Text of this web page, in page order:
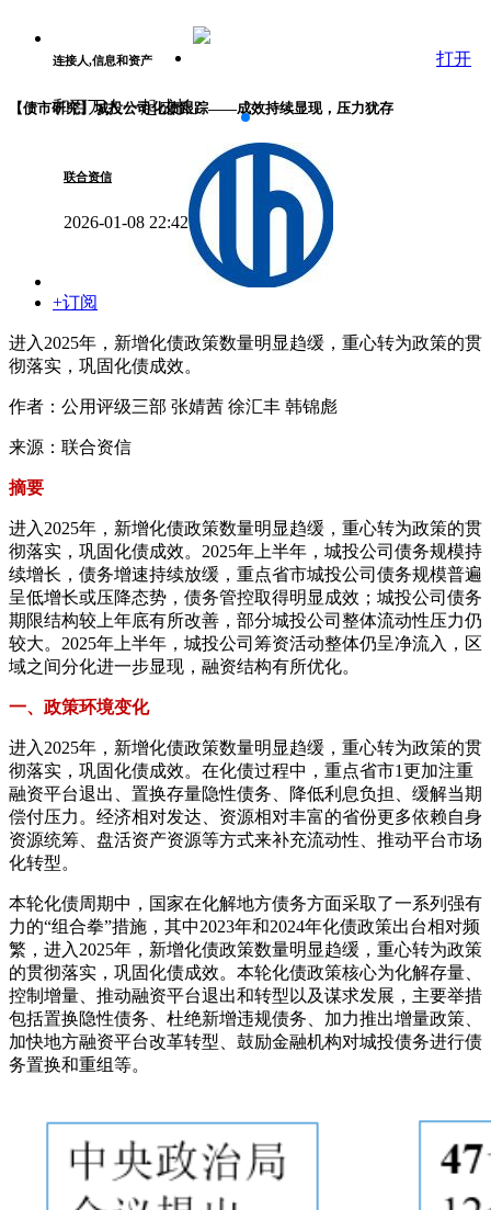
连接人,信息和资产
和百万人一起成长
打开
【债市研究】城投公司化债跟踪——成效持续显现，压力犹存
联合资信
2026-01-08 22:42
+订阅
进入2025年，新增化债政策数量明显趋缓，重心转为政策的贯
彻落实，巩固化债成效。
作者：公用评级三部 张婧茜 徐汇丰 韩锦彪
来源：联合资信
摘要
进入2025年，新增化债政策数量明显趋缓，重心转为政策的贯
彻落实，巩固化债成效。2025年上半年，城投公司债务规模持
续增长，债务增速持续放缓，重点省市城投公司债务规模普遍
呈低增长或压降态势，债务管控取得明显成效；城投公司债务
期限结构较上年底有所改善，部分城投公司整体流动性压力仍
较大。2025年上半年，城投公司筹资活动整体仍呈净流入，区
域之间分化进一步显现，融资结构有所优化。
一、政策环境变化
进入2025年，新增化债政策数量明显趋缓，重心转为政策的贯
彻落实，巩固化债成效。在化债过程中，重点省市1更加注重
融资平台退出、置换存量隐性债务、降低利息负担、缓解当期
偿付压力。经济相对发达、资源相对丰富的省份更多依赖自身
资源统筹、盘活资产资源等方式来补充流动性、推动平台市场
化转型。
本轮化债周期中，国家在化解地方债务方面采取了一系列强有
力的“组合拳”措施，其中2023年和2024年化债政策出台相对频
繁，进入2025年，新增化债政策数量明显趋缓，重心转为政策
的贯彻落实，巩固化债成效。本轮化债政策核心为化解存量、
控制增量、推动融资平台退出和转型以及谋求发展，主要举措
包括置换隐性债务、杜绝新增违规债务、加力推出增量政策、
加快地方融资平台改革转型、鼓励金融机构对城投债务进行债
务置换和重组等。